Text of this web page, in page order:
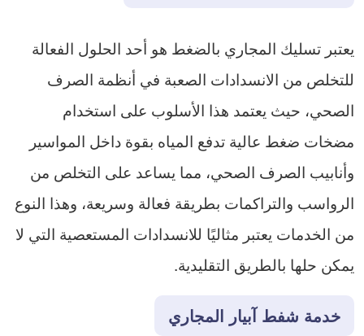
يعتبر تسليك المجاري بالضغط هو أحد الحلول الفعالة
للتخلص من الانسدادات الصعبة في أنظمة الصرف
الصحي، حيث يعتمد هذا الأسلوب على استخدام
مضخات ضغط عالية تدفع المياه بقوة داخل المواسير
وأنابيب الصرف الصحي، مما يساعد على التخلص من
الرواسب والتراكمات بطريقة فعالة وسريعة، وهذا النوع
من الخدمات يعتبر مثاليًا للانسدادات المستعصية التي لا
يمكن حلها بالطريق التقليدية.
خدمة شفط آبيار المجاري